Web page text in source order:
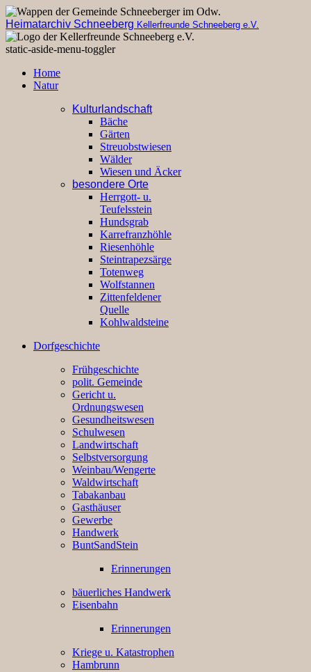
Heimatarchiv Schneeberg Kellerfreunde Schneeberg e.V.
static-aside-menu-toggler
Home
Natur
Kulturlandschaft
Bäche
Gärten
Streuobstwiesen
Wälder
Wiesen und Äcker
besondere Orte
Herrgott- u.
Teufelsstein
Hundsgrab
Karrefranzhöhle
Riesenhöhle
Steintrapezsärge
Totenweg
Wolfstannen
Zittenfeldener
Quelle
Kohlwaldsteine
Dorfgeschichte
Frühgeschichte
polit. Gemeinde
Gericht u.
Ordnungswesen
Gesundheitswesen
Schulwesen
Landwirtschaft
Selbstversorgung
Weinbau/Wengerte
Waldwirtschaft
Tabakanbau
Gasthäuser
Gewerbe
Handwerk
BuntSandStein
Erinnerungen
bäuerliches Handwerk
Eisenbahn
Erinnerungen
Kriege u. Katastrophen
Hambrunn